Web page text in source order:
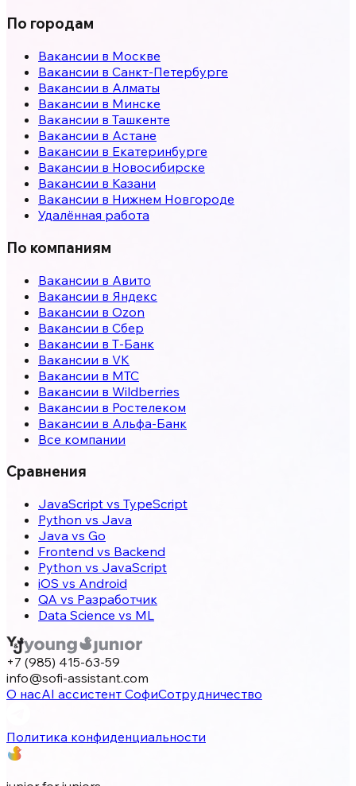
По городам
Вакансии в Москве
Вакансии в Санкт-Петербурге
Вакансии в Алматы
Вакансии в Минске
Вакансии в Ташкенте
Вакансии в Астане
Вакансии в Екатеринбурге
Вакансии в Новосибирске
Вакансии в Казани
Вакансии в Нижнем Новгороде
Удалённая работа
По компаниям
Вакансии в Авито
Вакансии в Яндекс
Вакансии в Ozon
Вакансии в Сбер
Вакансии в Т-Банк
Вакансии в VK
Вакансии в МТС
Вакансии в Wildberries
Вакансии в Ростелеком
Вакансии в Альфа-Банк
Все компании
Сравнения
JavaScript vs TypeScript
Python vs Java
Java vs Go
Frontend vs Backend
Python vs JavaScript
iOS vs Android
QA vs Разработчик
Data Science vs ML
+7 (985) 415-63-59
info@sofi-assistant.com
О насAI ассистент СофиСотрудничество
Политика конфиденциальности